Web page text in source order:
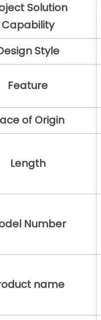
Solution
Capability
Style
Feature
of Origin
Length
Number
name